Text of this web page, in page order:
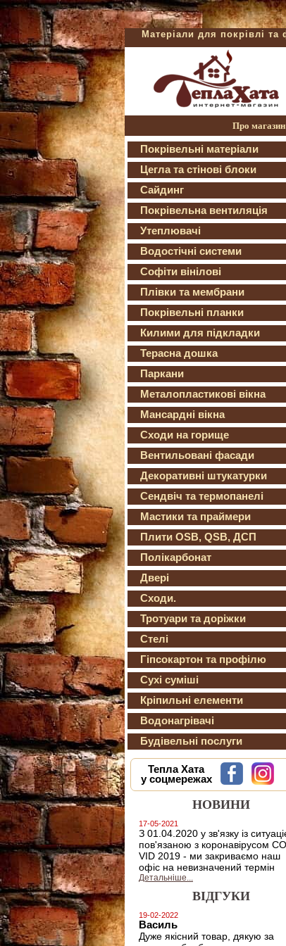
Матеріали для покрівлі
Про магазин
Покрівельні матеріали
Цегла та стінові блоки
Сайдинг
Покрівельна вентиляція
Утеплювачі
Водостічні системи
Софіти вінілові
Плівки та мембрани
Покрівельні планки
Килими для підкладки
Терасна дошка
Паркани
Металопластикові вікна
Мансардні вікна
Сходи на горище
Вентильовані фасади
Декоративні штукатурки
Сендвіч та термопанелі
Мастики та праймери
Плити OSB, QSB, ДСП
Полікарбонат
Двері
Сходи.
Тротуари та доріжки
Стелі
Гіпсокартон та профілю
Сухі суміші
Кріпильні елементи
Водонагрівачі
Будівельні послуги
Тепла Хата
у соцмережах
НОВИНИ
17-05-2021
З 01.04.2020 у зв'язку із
пов'язаною з коронавірусом
VID 2019 - ми закриваємо наш
офіс на невизначений термін
Детальніше...
ВІДГУКИ
19-02-2022
Василь
Дуже якісний товар, дякую за